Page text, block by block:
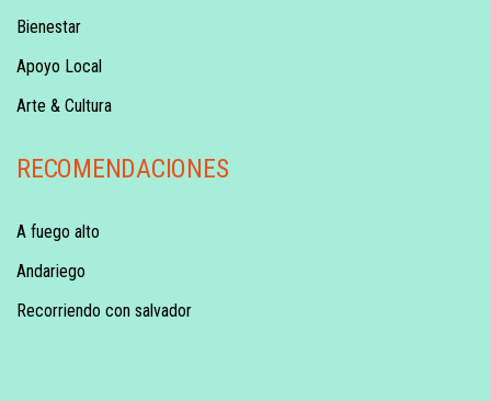
Bienestar
Apoyo Local
Arte & Cultura
RECOMENDACIONES
A fuego alto
Andariego
Recorriendo con salvador